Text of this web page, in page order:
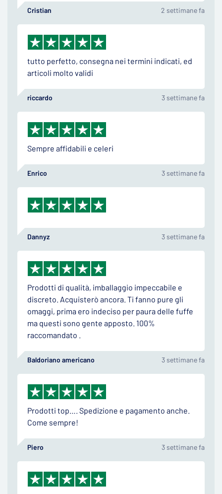
Cristian 2 settimane fa
tutto perfetto, consegna nei termini indicati, ed
articoli molto validi
riccardo 3 settimane fa
Sempre affidabili e celeri
Enrico 3 settimane fa
Dannyz 3 settimane fa
Prodotti di qualità, imballaggio impeccabile e
discreto. Acquisterò ancora. Ti fanno pure gli
omaggi, prima ero indeciso per paura delle fuffe
ma questi sono gente apposto. 100%
raccomandato .
Baldoriano americano 3 settimane fa
Prodotti top…. Spedizione e pagamento anche.
Come sempre!
Piero 3 settimane fa